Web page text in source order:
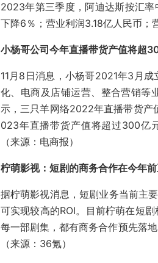
2023年第三季度，阿迪达斯按汇
下降6％；营业利润3.18亿人民币；
小杨哥公司今年直播带货产值将超
11月8日消息，小杨哥2021年3月
化、电商及店铺运营、整合营销等
示，三只羊网络2022年直播带货产
023年直播带货产值将超过300亿
（来源：电商报）
柠萌影视：短剧的商务合作在今年
据柠萌影视消息，短剧业务当前主
可实现较高的ROI。目前柠萌在短
每一部剧集，都有商务合作预先落
（来源：36氪）